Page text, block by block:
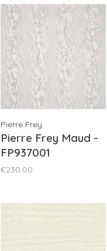
Pierre Frey
Pierre Frey Maud -
FP937001
€230,00